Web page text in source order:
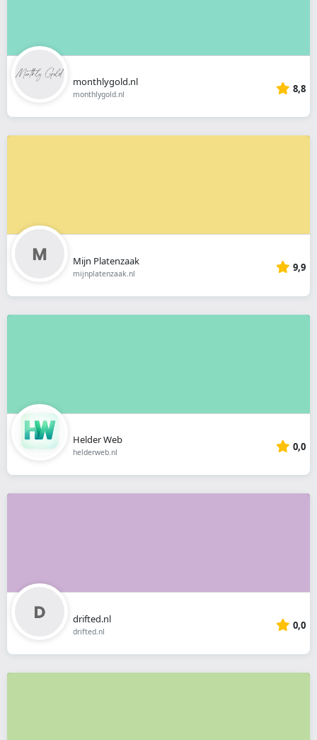
monthlygold.nl
monthlygold.nl 8,8
Mijn Platenzaak
mijnplatenzaak.nl 9,9
Helder Web
helderweb.nl 0,0
drifted.nl
drifted.nl 0,0